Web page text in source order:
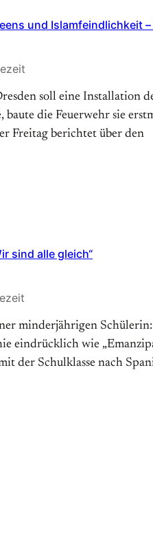
und Islamfeindlichkeit
soll eine Installation
baute die Feuerwehr sie
Freitag berichtet über den
sind alle gleich“
minderjährigen
eindrücklich wie
der Schulklasse nach